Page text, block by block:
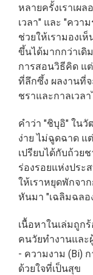
หลายครั้งเราเผ
เวลา" และ "ควา
ช่วยให้เรามองเ
ขึ้นได้มากกว่าเดิ
การสอนวิธีคิด แ
ที่ลึกซึ้ง ผลงานที่
ชราและกาลเวล
คำว่า "ชิบุอิ" ใน
ง่าย ไม่ฉูดฉาด
เปรียบได้กับถ้วย
ร่องรอยแห่งประ
ให้เราหยุดพักจา
หันมา "เฉลิมฉลอ
เนื้อหาในเล่มถูก
คนวัยทำงานและ
- ความงาม (Bi)
ด้วยใจที่เป็นสุข